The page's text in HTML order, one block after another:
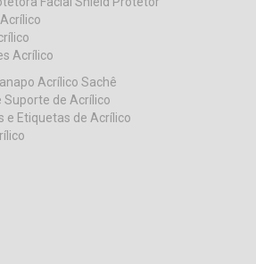
Acrílico
Acrílico Sachê
Suporte de Acrílico
e Etiquetas de Acrílico